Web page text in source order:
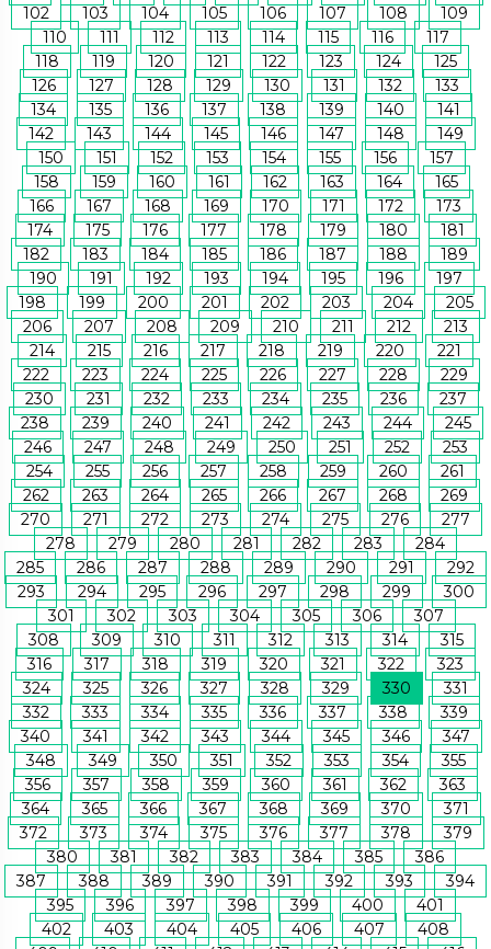
102
103 104 105 106 107 108
109
110
111 112 113 114 115 116
117
118
119 120 121 122 123 124
125
126
127 128 129 130 131 132
133
134
135 136 137 138 139 140
141
142
143 144 145 146 147 148
149
150
151 152 153 154 155 156
157
158
159 160 161 162 163 164
165
166
167 168 169 170 171 172
173
174
175 176 177 178 179 180
181
182
183 184 185 186 187 188
189
190
191 192 193 194 195 196
197
198
199 200 201 202 203 204
205
206
207 208 209 210 211 212
213
214
215 216 217 218 219 220
221
222
223 224 225 226 227 228
229
230
231 232 233 234 235 236
237
238
239 240 241 242 243 244
245
246
247 248 249 250 251 252
253
254
255 256 257 258 259 260
261
262
263 264 265 266 267 268
269
270
271 272 273 274 275 276
277
278
279 280 281 282 283
284
285
286 287 288 289 290 291
292
293
294 295 296 297 298 299
300
301
302 303 304 305 306
307
308
309 310 311 312 313 314
315
316
317 318 319 320 321 322
323
324
325 326 327 328 329 330
331
332
333 334 335 336 337 338
339
340
341 342 343 344 345 346
347
348
349 350 351 352 353 354
355
356
357 358 359 360 361 362
363
364
365 366 367 368 369 370
371
372
373 374 375 376 377 378
379
380
381 382 383 384 385
386
387
388 389 390 391 392 393
394
395
396 397 398 399 400
401
402
403 404 405 406 407
408